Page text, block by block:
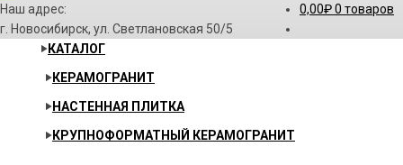
0,00₽0 товаров
Наш адрес:
г. Новосибирск, ул. Светлановская 50/5
КАТАЛОГ
КЕРАМОГРАНИТ
НАСТЕННАЯ ПЛИТКА
КРУПНОФОРМАТНЫЙ КЕРАМОГРАНИТ